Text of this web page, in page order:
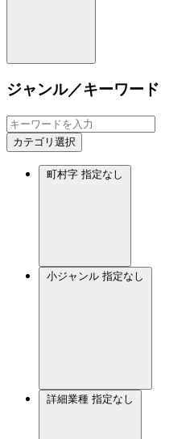
ジャンル／キーワード
カテゴリ選択
町村字 指定なし
小ジャンル 指定なし
詳細業種 指定なし